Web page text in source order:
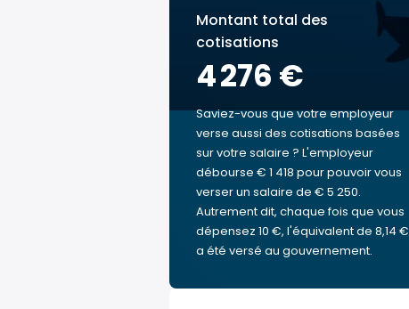
Montant total des
cotisations
4 276 €
Saviez-vous que votre employeur
verse aussi des cotisations basées
sur votre salaire ? L'employeur
débourse € 1 418 pour pouvoir vous
verser un salaire de € 5 250.
Autrement dit, chaque fois que vous
dépensez 10 €, l'équivalent de 8,14 €
a été versé au gouvernement.